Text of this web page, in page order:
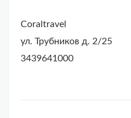
Coraltravel
ул. Трубников д. 2/25
3439641000